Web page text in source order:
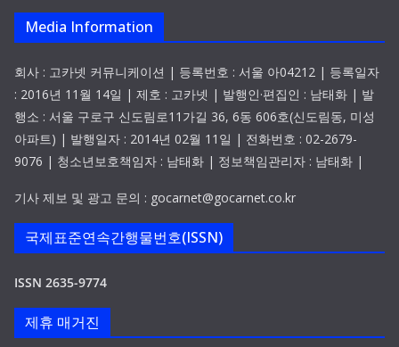
Media Information
회사 : 고카넷 커뮤니케이션 | 등록번호 : 서울 아04212 | 등록일자
: 2016년 11월 14일 | 제호 : 고카넷 | 발행인·편집인 : 남태화 | 발
행소 : 서울 구로구 신도림로11가길 36, 6동 606호(신도림동, 미성
아파트) | 발행일자 : 2014년 02월 11일 | 전화번호 : 02-2679-
9076 | 청소년보호책임자 : 남태화 | 정보책임관리자 : 남태화 |
기사 제보 및 광고 문의 : gocarnet@gocarnet.co.kr
국제표준연속간행물번호(ISSN)
ISSN 2635-9774
제휴 매거진